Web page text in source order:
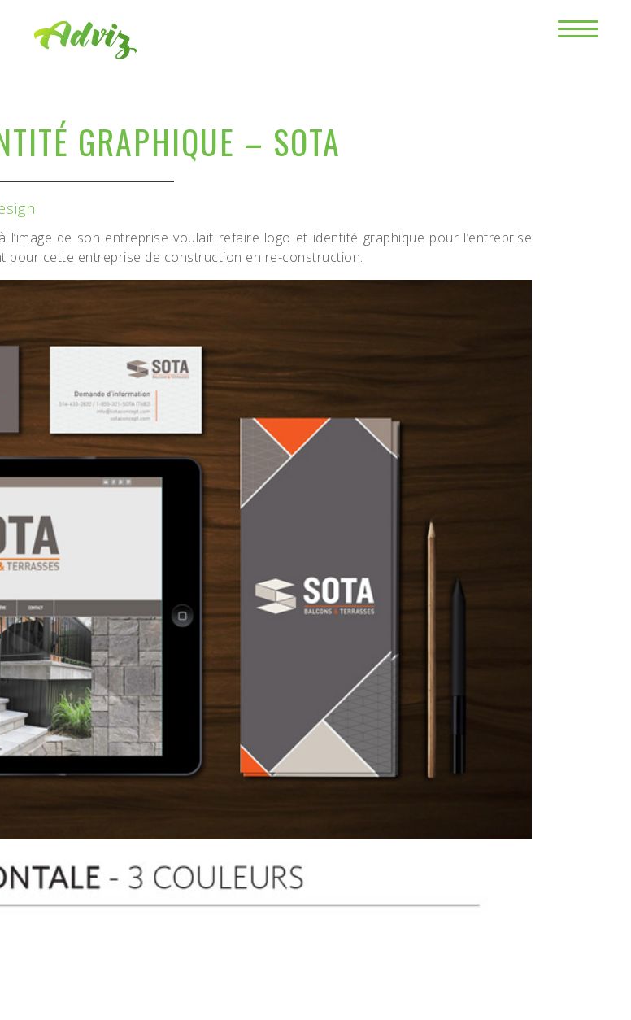
GRAPHIQUE – SOTA
de son entreprise voulait refaire logo et identité graphique pour l’entreprise
pour cette entreprise de construction en re-construction.